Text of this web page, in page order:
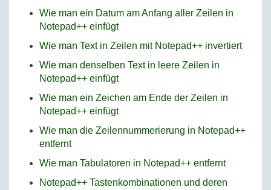
Wie man ein Datum am Anfang aller Zeilen in
Notepad++ einfügt
Wie man Text in Zeilen mit Notepad++ invertiert
Wie man denselben Text in leere Zeilen in
Notepad++ einfügt
Wie man ein Zeichen am Ende der Zeilen in
Notepad++ einfügt
Wie man die Zeilennummerierung in Notepad++
entfernt
Wie man Tabulatoren in Notepad++ entfernt
Notepad++ Tastenkombinationen und deren